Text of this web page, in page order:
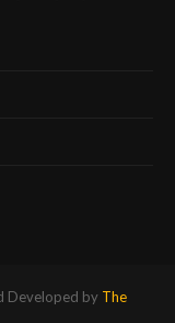
Developed by The